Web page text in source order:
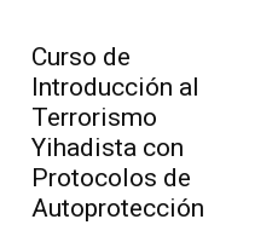
Curso de
Introducción al
Terrorismo
Yihadista con
Protocolos de
Autoprotección